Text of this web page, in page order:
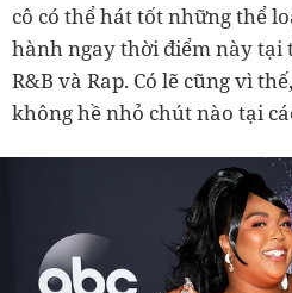
cô có thể hát tốt những thể
hành ngay thời điểm này tại
R&B và Rap. Có lẽ cũng vì
không hề nhỏ chút nào tại